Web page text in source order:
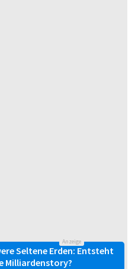
Anzeige
Seltene Erden: Entsteht
Milliardenstory?